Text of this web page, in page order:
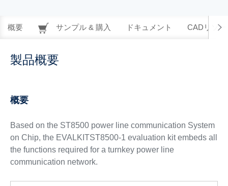
概要 サンプル & 購入 ドキュメント CADリソー
製品概要
概要
Based on the ST8500 power line communication System
on Chip, the EVALKITST8500-1 evaluation kit embeds all
the functions required for a turnkey power line
communication network.